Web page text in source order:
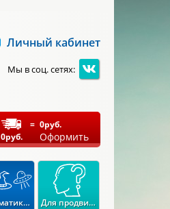
Личный кабинет
Мы в соц. сетях:
0руб.
= 0руб.
Оформить
По тематикам Для продвинутых